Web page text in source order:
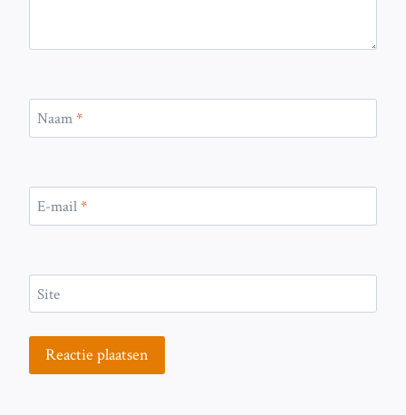
Naam*
E-mail*
Site